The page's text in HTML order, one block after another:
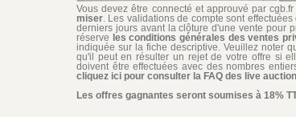
Vous devez être connecté et approuvé par
miser. Les validations de compte sont
derniers jours avant la clôture d'une vente pour
réserve les conditions générales des ventes
indiquée sur la fiche descriptive. Veuillez noter
qu'il peut en résulter un rejet de votre offre si
doivent être effectuées avec des nombres
cliquez ici pour consulter la FAQ des live
Les offres gagnantes seront soumises à 18%